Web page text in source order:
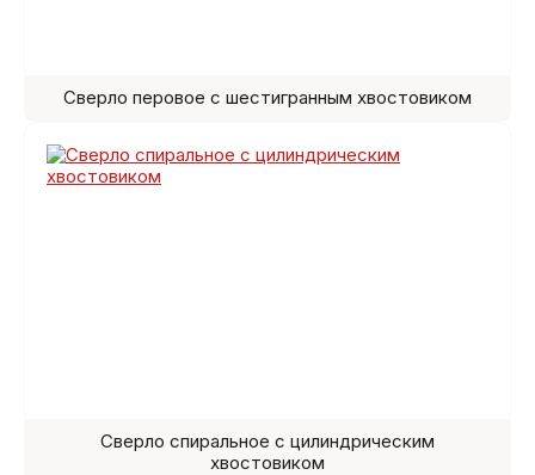
Сверло перовое с шестигранным хвостовиком
Сверло спиральное с цилиндрическим
хвостовиком